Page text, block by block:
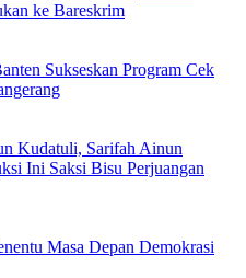
ke Bareskrim
Sukseskan Program Cek
Kudatuli, Sarifah Ainun
Ini Saksi Bisu Perjuangan
Masa Depan Demokrasi